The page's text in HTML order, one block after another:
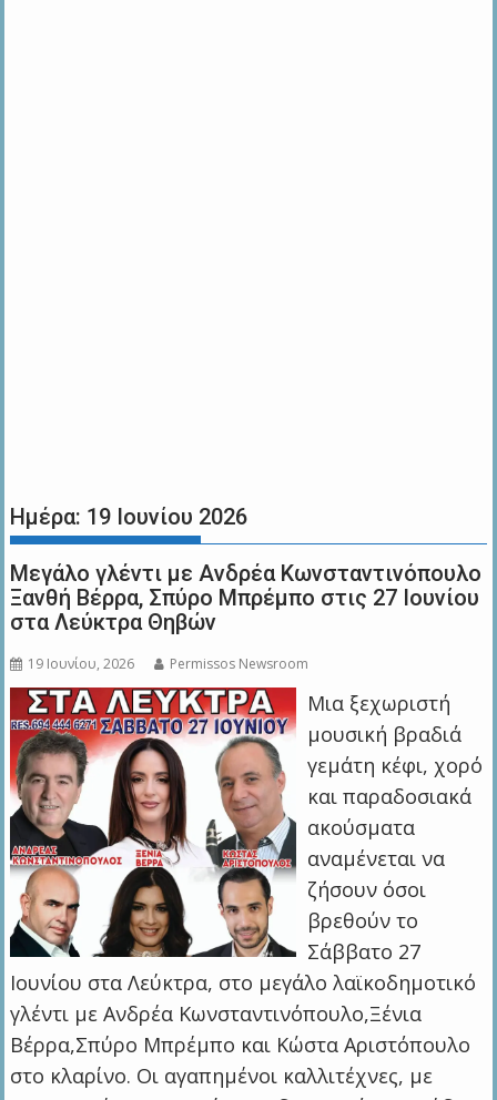
Ημέρα: 19 Ιουνίου 2026
Μεγάλο γλέντι με Ανδρέα Κωνσταντινόπουλο
Ξανθή Βέρρα, Σπύρο Μπρέμπο στις 27 Ιουνίου
στα Λεύκτρα Θηβών
19 Ιουνίου, 2026 Permissos Newsroom
Μια ξεχωριστή
μουσική βραδιά
γεμάτη κέφι, χορό
και παραδοσιακά
ακούσματα
αναμένεται να
ζήσουν όσοι
βρεθούν το
Σάββατο 27
Ιουνίου στα Λεύκτρα, στο μεγάλο λαϊκοδημοτικό
γλέντι με Ανδρέα Κωνσταντινόπουλο,Ξένια
Βέρρα,Σπύρο Μπρέμπο και Κώστα Αριστόπουλο
στο κλαρίνο. Οι αγαπημένοι καλλιτέχνες, με